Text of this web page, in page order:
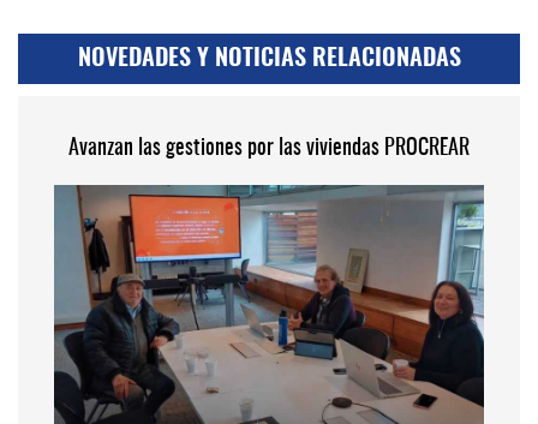
NOVEDADES Y NOTICIAS RELACIONADAS
Avanzan las gestiones por las viviendas PROCREAR